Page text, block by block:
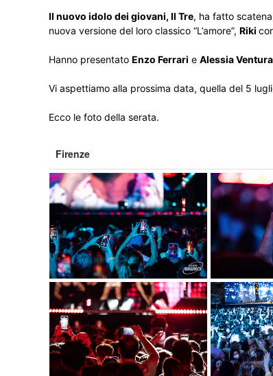
Il nuovo idolo dei giovani, Il Tre, ha fatto
nuova versione del loro classico “L’amore”, Riki
Hanno presentato Enzo Ferrari e Alessia Ventura
Vi aspettiamo alla prossima data, quella del 5
Ecco le foto della serata.
Firenze